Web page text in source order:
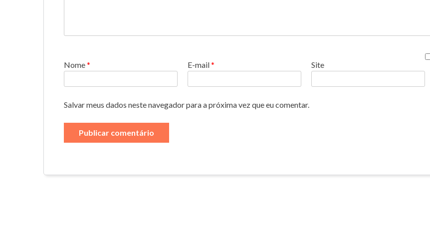
Nome* E-mail* Site
Salvar meus dados neste navegador para a próxima vez que eu comentar.